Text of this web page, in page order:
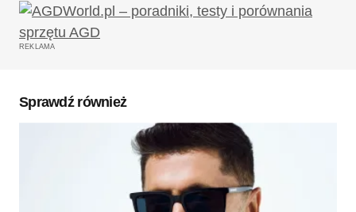
Twój adres email nie zostanie opublikowany.
Wymagane pola są oznaczone
REKLAMA
Sprawdź również